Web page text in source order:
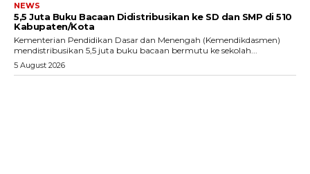
NEWS
5,5 Juta Buku Bacaan Didistribusikan ke SD dan SMP di 510
Kabupaten/Kota
Kementerian Pendidikan Dasar dan Menengah (Kemendikdasmen)
mendistribusikan 5,5 juta buku bacaan bermutu ke sekolah...
5 August 2026